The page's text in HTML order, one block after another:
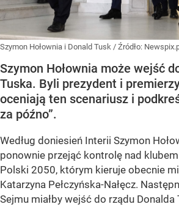
Szymon Hołownia i Donald Tusk / Źródło:
Szymon Hołownia może wejść
Tuska. Byli prezydent i
oceniają ten scenariusz i
za późno”.
Według doniesień Interii Szymon
ponownie przejąć kontrolę nad
Polski 2050, którym kieruje obecnie
Katarzyna Pełczyńska-Nałęcz.
Sejmu miałby wejść do rządu